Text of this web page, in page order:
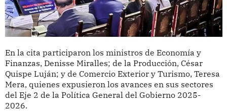
En la cita participaron los ministros de Economía y
Finanzas, Denisse Miralles; de la Producción, César
Quispe Luján; y de Comercio Exterior y Turismo, Teresa
Mera, quienes expusieron los avances en sus sectores
del Eje 2 de la Política General del Gobierno 2025-
2026.